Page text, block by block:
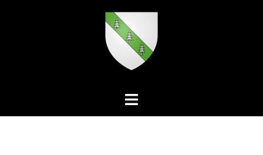
Ouvrir/fermer